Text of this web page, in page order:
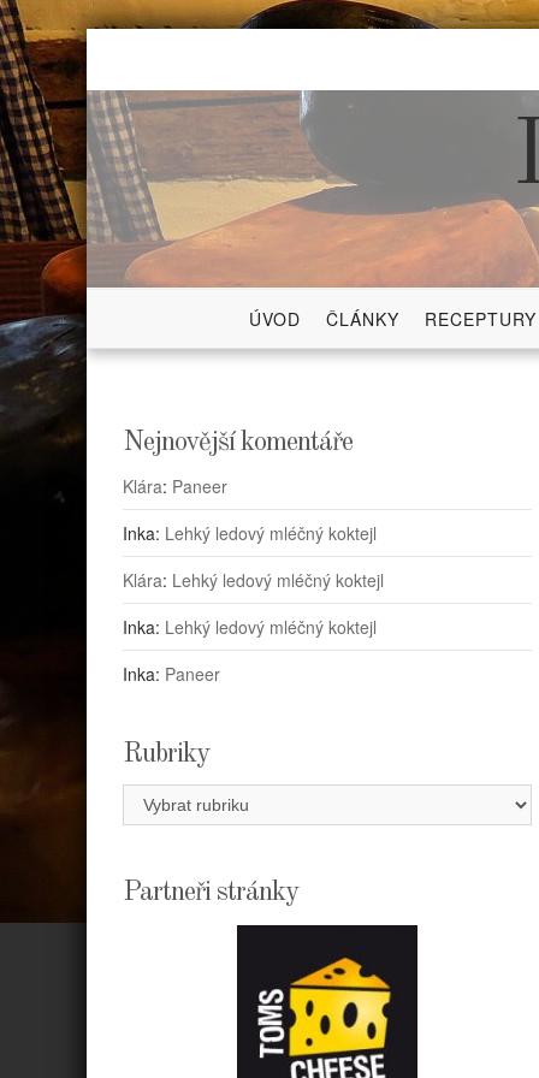
Skip
content
ÚVOD ČLÁNKY RECEPTURY
Nejnovější komentáře
Klára: Paneer
Inka: Lehký ledový mléčný koktejl
Klára: Lehký ledový mléčný koktejl
Inka: Lehký ledový mléčný koktejl
Inka: Paneer
Rubriky
Rubriky
Partneři stránky